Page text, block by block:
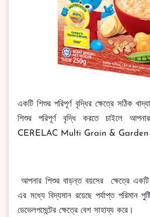
একটি শিশুর পরিপূর্ণ বৃদ্ধির ক্ষেত্রে সঠিক
শিশুর পরিপূর্ণ বৃদ্ধি করতে চাইলে
CERELAC Multi Grain & Garden
আপনার শিশুর বাড়ন্ত বয়সের ক্ষেত্রে
এর মধ্যে বিদ্যমান রয়েছে পর্যাপ্ত পরিমান
ডেভেলপমেন্টের ক্ষেত্রে বেশ সাহায্য করে।